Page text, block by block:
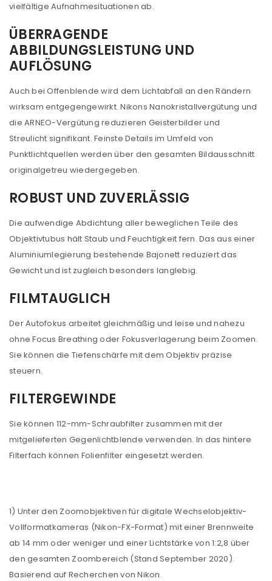
ANMELDEN
Benutzername oder E-Mail-Adresse*
Anmeldeformular geschützt durchWP Captcha
Angemeldet bleiben
ANMELDEN
vielfältige Aufnahmesituationen ab.
ÜBERRAGENDE
ABBILDUNGSLEISTUNG UND
AUFLÖSUNG
Auch bei Offenblende wird dem Lichtabfall an den Rändern
wirksam entgegengewirkt. Nikons Nanokristallvergütung und
die ARNEO-Vergütung reduzieren Geisterbilder und
Streulicht signifikant. Feinste Details im Umfeld von
Punktlichtquellen werden über den gesamten Bildausschnitt
originalgetreu wiedergegeben.
ROBUST UND ZUVERLÄSSIG
Die aufwendige Abdichtung aller beweglichen Teile des
Objektivtubus hält Staub und Feuchtigkeit fern. Das aus einer
Aluminiumlegierung bestehende Bajonett reduziert das
Gewicht und ist zugleich besonders langlebig.
FILMTAUGLICH
Der Autofokus arbeitet gleichmäßig und leise und nahezu
ohne Focus Breathing oder Fokusverlagerung beim Zoomen.
Sie können die Tiefenschärfe mit dem Objektiv präzise
steuern.
FILTERGEWINDE
Sie können 112-mm-Schraubfilter zusammen mit der
mitgelieferten Gegenlichtblende verwenden. In das hintere
Filterfach können Folienfilter eingesetzt werden.
1) Unter den Zoomobjektiven für digitale Wechselobjektiv-
Vollformatkameras (Nikon-FX-Format) mit einer Brennweite
ab 14 mm oder weniger und einer Lichtstärke von 1:2,8 über
den gesamten Zoombereich (Stand September 2020).
Basierend auf Recherchen von Nikon.